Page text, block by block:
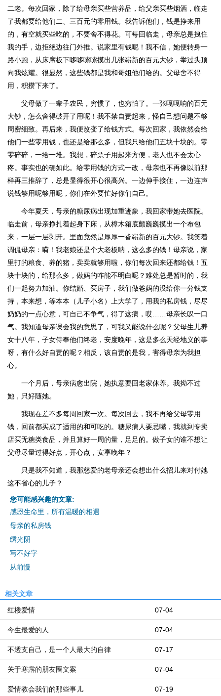
二老。每次回家，除了给母亲买些营养品，给父亲买些烟酒，临走
了我都要给他们二、三百元的零用钱。我告诉他们，钱是挣来用
的，有空就买些吃的，不要舍不得花。可每回临走，母亲总是拽住
我的手，边拒绝边往门外推。说家里有钱呢！我不信，她便转身一
路小跑，从床席板下哆哆嗦嗦摸出几张崭新的百元大钞，举过头顶
向我炫耀。很显然，这些钱都是我和哥姐他们给的。父母舍不得
用，积攒下来了。
父母做了一辈子农民，穷惯了，也穷怕了。一张嘎嘎响的百元
大钞，怎么舍得破开了用呢！我不禁自责起来，怪自己想问题不够
周密细致。再后来，我便改变了给钱方式。每次回家，我依然会给
他们一些零用钱，也还是给那么多，但我只给他们五块十块的。零
零碎碎，一给一堆。我想，碎票子用起来方便，老人也不会太心
疼。事实也的确如此。给零用钱的方式一改，母亲也不再像以前那
样再三推辞了，总是显得很开心很高兴。一边伸手接住，一边连声
说钱够用呢够用呢，你们在外要忙好你们自己。
今年夏天，母亲的糖尿病出现加重迹象，我回家带她去医院。
临走前，母亲挣扎着起身下床，从樟木箱底颤巍巍摸出一个布包
来，一层一层剥开。里面竟然是厚厚一沓崭新的百元大钞。我笑着
调侃母亲：嗬！我老娘还是个大老板呐，这么多的钱！母亲说，家
里打的粮食、养的猪，卖卖就够用啦，你们每次回来还都给钱！五
块十块的，给那么多，做妈的咋能不明白呢？难处总是暂时的，我
们一起努力加油。你结婚、买房子，我们做爸妈的没给你一分钱支
持，本来想，等本本（儿子小名）上大学了，用我的私房钱，尽尽
奶奶的一点心意，可自己不争气，得了这病，哎……母亲长叹一口
气。我知道母亲误会我的意思了，可我又能说什么呢？父母生儿养
女十八年，子女侍奉他们终老，安度晚年，这是多么天经地义的事
呀，有什么好自责的呢？相反，该自责的是我，害得母亲为我担
心。
一个月后，母亲病愈出院，她执意要回老家休养。我拗不过
她，只好随她。
我现在差不多每周回家一次。每次回去，我不再给父母零用
钱，回前都买成了适用的和可吃的。糖尿病人要忌嘴，我就到专卖
店买无糖类食品，并且算好一周的量，足足的。做子女的谁不想让
父母尽量过得好点，开心点，安享晚年？
只是我不知道，我那慈爱的老母亲还会想出什么招儿来对付她
这不省心的儿子？
您可能感兴趣的文章:
感恩生命里，所有温暖的相遇
母亲的私房钱
绣光阴
写不好字
从前慢
相关文章
07-04
红楼爱情
07-04
今生最爱的人
07-17
不透支自己，是一个人最大的自律
07-04
关于寒露的朋友圈文案
07-19
爱情教会我们的那些事儿